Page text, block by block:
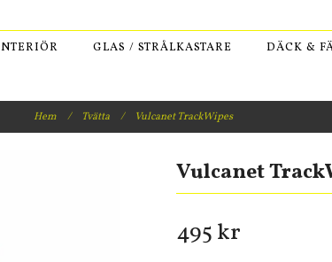
GLAS / STRÅLKASTARE DÄCK &
Hem / Tvätta / Vulcanet TrackWipes
Vulcanet
495 kr